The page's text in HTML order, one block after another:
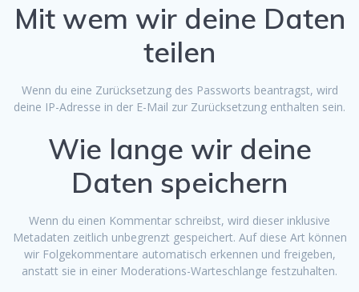
Mit wem wir deine Daten
teilen
Wenn du eine Zurücksetzung des Passworts beantragst, wird
deine IP-Adresse in der E-Mail zur Zurücksetzung enthalten sein.
Wie lange wir deine
Daten speichern
Wenn du einen Kommentar schreibst, wird dieser inklusive
Metadaten zeitlich unbegrenzt gespeichert. Auf diese Art können
wir Folgekommentare automatisch erkennen und freigeben,
anstatt sie in einer Moderations-Warteschlange festzuhalten.